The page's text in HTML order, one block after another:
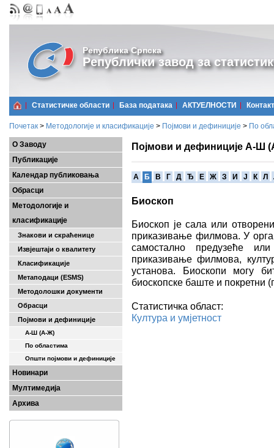
Република Српска
Републички завод за
Статистичке области Базa података АКТУЕЛНОСТИ Контакт
Почетак > Методологије и класификације > Појмови и дефиниције > По
О Заводу
Публикације
Календар публиковања
Обрасци
Методологије и
класификације
Знакови и скраћенице
Извјештаји о квалитету
Класификације
Метаподаци (ESMS)
Методолошки документи
Обрасци
Појмови и дефиниције
А-Ш (A-Ж)
По областима
Општи појмови и дефиниције
Новинари
Мултимедија
Архива
Појмови и дефиниције А-Ш
A Б В Г Д Ђ Е Ж З И Ј К Л
Биоскоп
Биоскоп је сала или
приказивање филмова. У
самостално предузеће
приказивање филмова,
установа. Биоскопи могу
биоскопске баште и покретни
Статистичка област:
Култура и умјетност